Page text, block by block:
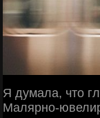
Я думала, что
Малярно-